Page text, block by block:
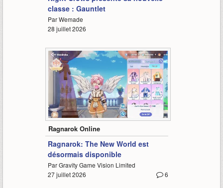
classe : Gauntlet
Par Wemade
28 juillet 2026
2:30
Ragnarok Online
Ragnarok: The New World est
désormais disponible
Par Gravity Game Vision Limited
6
27 juillet 2026